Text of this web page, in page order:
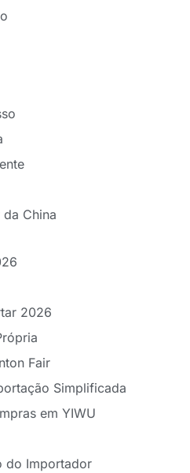
China
2026
Fair
Simplificada
em YIWU
do Importador